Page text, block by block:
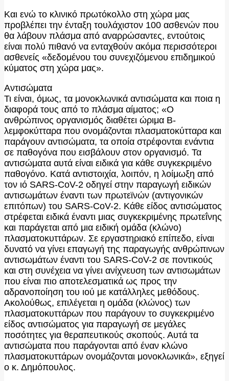
Και ενώ το κλινικό πρωτόκολλο στη χώρα μας
προβλέπει την ένταξη τουλάχιστον 100 ασθενών που
θα λάβουν πλάσμα από αναρρώσαντες, εντούτοις
είναι πολύ πιθανό να ενταχθούν ακόμα περισσότεροι
ασθενείς «δεδομένου του συνεχιζόμενου επιδημικού
κύματος στη χώρα μας».
Αντισώματα
Τι είναι, όμως, τα μονοκλωνικά αντισώματα και ποια η
διαφορά τους από το πλάσμα αίματος; «Ο
ανθρώπινος οργανισμός διαθέτει ώριμα Β-
λεμφοκύτταρα που ονομάζονται πλασματοκύτταρα και
παράγουν αντισώματα, τα οποία στρέφονται ενάντια
σε παθογόνα που εισβάλουν στον οργανισμό. Τα
αντισώματα αυτά είναι ειδικά για κάθε συγκεκριμένο
παθογόνο. Κατά αντιστοιχία, λοιπόν, η λοίμωξη από
τον ιό SARS-CoV-2 οδηγεί στην παραγωγή ειδικών
αντισωμάτων έναντι των πρωτεϊνών (αντιγονικών
επιτόπων) του SARS-CoV-2. Κάθε είδος αντισώματος
στρέφεται ειδικά έναντι μιας συγκεκριμένης πρωτεΐνης
και παράγεται από μια ειδική ομάδα (κλώνο)
πλασματοκυττάρων. Σε εργαστηριακό επίπεδο, είναι
δυνατό να γίνει επαγωγή της παραγωγής ανθρώπινων
αντισωμάτων έναντι του SARS-CoV-2 σε ποντικούς
και στη συνέχεια να γίνει ανίχνευση των αντισωμάτων
που είναι πιο αποτελεσματικά ως προς την
αδρανοποίηση του ιού με κατάλληλες μεθόδους.
Ακολούθως, επιλέγεται η ομάδα (κλώνος) των
πλασματοκυττάρων που παράγουν το συγκεκριμένο
είδος αντισώματος για παραγωγή σε μεγάλες
ποσότητες για θεραπευτικούς σκοπούς. Αυτά τα
αντισώματα που παράγονται από έναν κλώνο
πλασματοκυττάρων ονομάζονται μονοκλωνικά», εξηγεί
ο κ. Δημόπουλος.